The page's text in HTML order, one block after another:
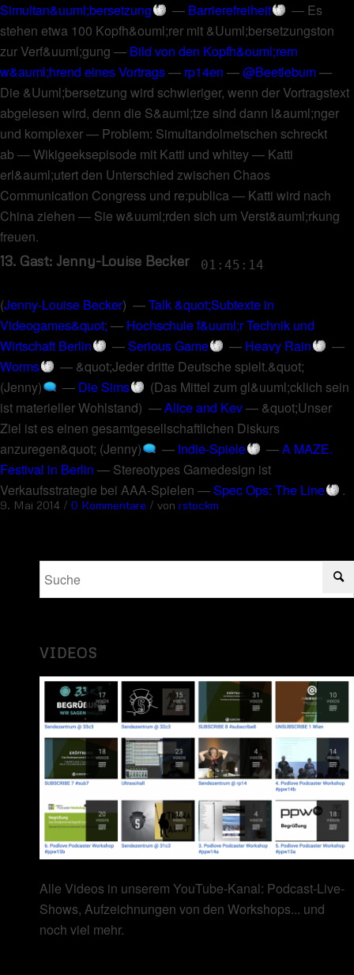
Simultan&uuml;bersetzung
— Barrierefreiheit — Es
stehen etwa 100 Kopfh&ouml;rer mit &Uuml;bersetzungston
zur Verf&uuml;gung — Bild von den Kopfh&ouml;rern
w&auml;hrend eines Vortrags— rp14en —@Beetlebum—
Die &Uuml;bersetzung wird schwieriger, wenn der Vortragstext
abgelesen wird, denn die S&auml;tze sind dann l&auml;nger
und komplexer— Problem: Simultandolmetschen schreckt
ab —Wikigeeksepisode mit Katti und whitey— Katti
erl&auml;utert den Unterschied zwischen Chaos
Communication Congress und re:publica— Katti wird nach
China ziehen — Sie w&uuml;rden sich um Verst&auml;rkung
freuen.
13. Gast: Jenny-Louise Becker 01:45:14
(Jenny-Louise Becker) —Talk &quot;Subtexte in
Videogames&quot; — Hochschule f&uuml;r Technik und
Wirtschaft Berlin
—Serious Game — Heavy Rain
—
Worms
— &quot;Jeder dritte Deutsche spielt.&quot;
(Jenny)
— Die Sims (Das Mittel zum gl&uuml;cklich sein
ist materieller Wohlstand) —Alice and Kev— &quot;Unser
Ziel ist es einen gesamtgesellschaftlichen Diskurs
anzuregen&quot; (Jenny)
— Indie-Spiele —A MAZE.
Festival in Berlin — Stereotypes Gamedesign ist
Verkaufsstrategie bei AAA-Spielen —Spec Ops: The Line .
9. Mai 2014 / 0 Kommentare / von rstockm
VIDEOS
Alle Videos in unserem YouTube-Kanal: Podcast-Live-
Shows, Aufzeichnungen von den Workshops... und
noch viel mehr.